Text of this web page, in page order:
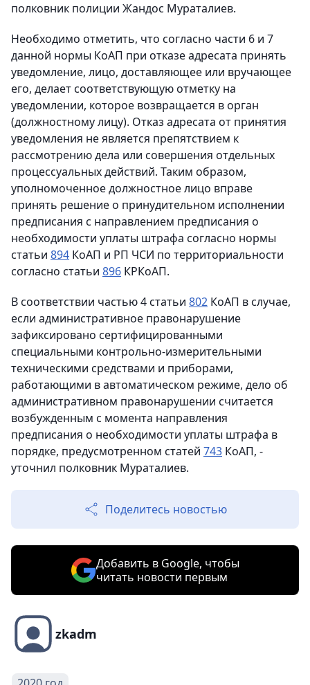
полковник полиции Жандос Мураталиев.
Необходимо отметить, что согласно части 6 и 7
данной нормы КоАП при отказе адресата принять
уведомление, лицо, доставляющее или вручающее
его, делает соответствующую отметку на
уведомлении, которое возвращается в орган
(должностному лицу). Отказ адресата от принятия
уведомления не является препятствием к
рассмотрению дела или совершения отдельных
процессуальных действий. Таким образом,
уполномоченное должностное лицо вправе
принять решение о принудительном исполнении
предписания с направлением предписания о
необходимости уплаты штрафа согласно нормы
статьи 894 КоАП и РП ЧСИ по территориальности
согласно статьи 896 КРКоАП.
В соответствии частью 4 статьи 802 КоАП в случае,
если административное правонарушение
зафиксировано сертифицированными
специальными контрольно-измерительными
техническими средствами и приборами,
работающими в автоматическом режиме, дело об
административном правонарушении считается
возбужденным с момента направления
предписания о необходимости уплаты штрафа в
порядке, предусмотренном статей 743 КоАП, -
уточнил полковник Мураталиев.
Поделитесь новостью
Добавить в Google, чтобы
читать новости первым
zkadm